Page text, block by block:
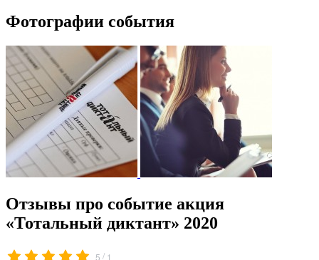
Фотографии события
Отзывы про событие акция
«Тотальный диктант» 2020
5 / 1